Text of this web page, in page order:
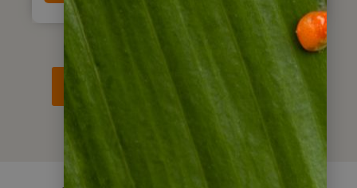
weitere Panama Blogartikel